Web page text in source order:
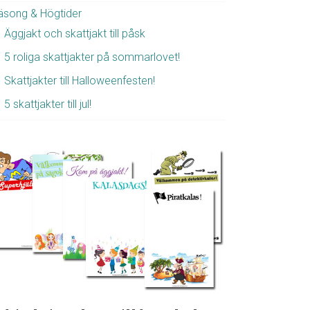
& Högtider
Äggjakt och skattjakt till påsk
5 roliga skattjakter på sommarlovet!
Skattjakter till Halloweenfesten!
5 skattjakter till jul!